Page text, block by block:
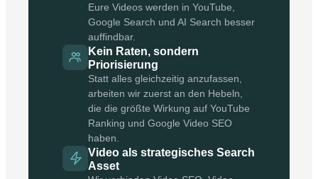
Eure Videos werden in YouTube,
Google Search und AI Search besser
auffindbar.
Kein Raten, sondern
Priorisierung
Statt alles gleichzeitig anzufassen,
arbeiten wir zuerst an den Hebeln,
die die größte Wirkung auf YouTube
Ranking und Google Video SEO
haben.
Video als strategisches Search
Asset